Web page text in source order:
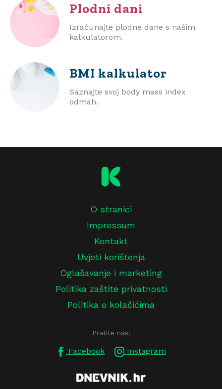
Plodni dani
Izračunajte plodne dane s našim
kalkulatorom.
BMI kalkulator
Saznajte svoj body mass index
odmah.
O stranici
Impressum
Kontakt
Uvjeti korištenja
Oglašavanje i marketing
Politika zaštite privatnosti
Politika o kolačićima
Pratite nas:
Facebook Instagram